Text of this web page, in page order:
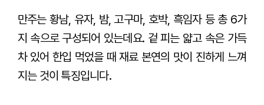
만주는 황남, 유자, 밤, 고구마, 호박, 흑임자 등 총 6가
지 속으로 구성되어 있는데요. 겉 피는 얇고 속은 가득
차 있어 한입 먹었을 때 재료 본연의 맛이 진하게 느껴
지는 것이 특징입니다.